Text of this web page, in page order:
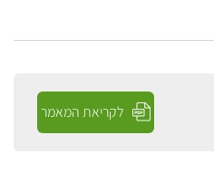
לקריאת המאמר